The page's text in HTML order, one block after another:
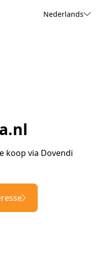
Nederlands
koop via Dovendi